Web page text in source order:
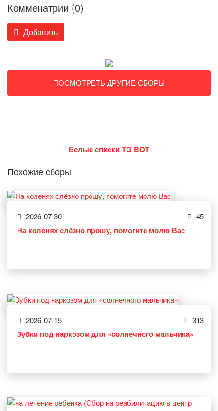
Комменатрии (0)
Добавить
ПОСМОТРЕТЬ ДРУГИЕ СБОРЫ
Белые списки TG BOT
Похожие сборы
2026-07-30 45
На коленях слёзно прошу, помогите молю Вас
2026-07-15 313
Зубки под наркозом для «солнечного мальчика»